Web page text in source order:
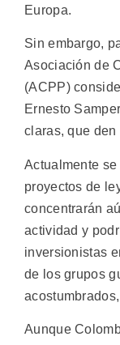
Europa.
Sin embargo,
Asociación de
(ACPP)
Ernesto
claras, que
Actualmente
proyectos de
concentrarán
actividad y
inversionistas
de los grupos
acostumbrados,
Aunque